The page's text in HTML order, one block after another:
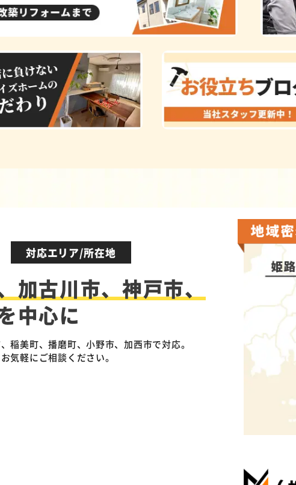
対応エリア/所在地
加古川市、神戸市、
中心に
稲美町、播磨町、小野市、加西市で対応。
気軽にご相談ください。